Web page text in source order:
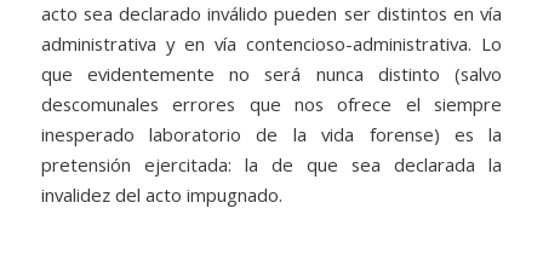
acto sea declarado inválido pueden ser distintos en vía
administrativa y en vía contencioso-administrativa. Lo
que evidentemente no será nunca distinto (salvo
descomunales errores que nos ofrece el siempre
inesperado laboratorio de la vida forense) es la
pretensión ejercitada: la de que sea declarada la
invalidez del acto impugnado.